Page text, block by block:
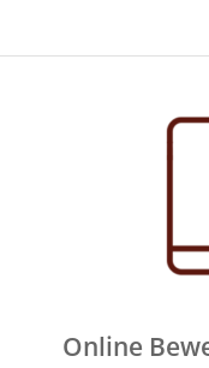
Online